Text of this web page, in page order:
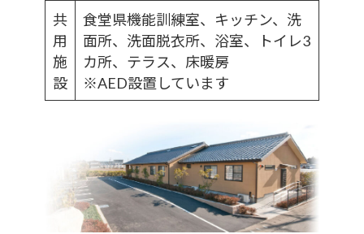
共
用
施
設
食堂県機能訓練室、キッチン、洗
面所、洗面脱衣所、浴室、トイレ3
カ所、テラス、床暖房
※AED設置しています